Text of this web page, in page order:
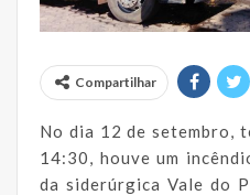
Compartilhar
No dia 12 de setembro,
14:30, houve um
da siderúrgica Vale do